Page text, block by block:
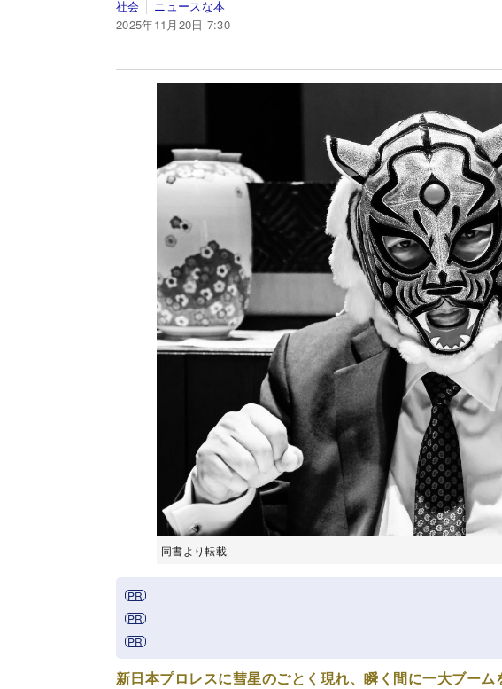
社会
ニュースな本
2025年11月20日 7:30
同書より転載
新日本プロレスに彗星のごとく現れ、瞬く間に一大ブー